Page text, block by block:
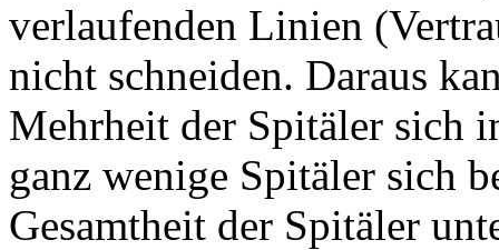
verlaufenden Linien
nicht schneiden. Daraus
Mehrheit der Spitäler sich
ganz wenige Spitäler sich
Gesamtheit der Spitäler